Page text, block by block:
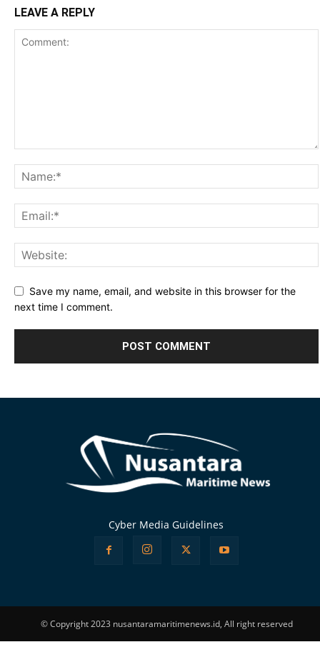
LEAVE A REPLY
Save my name, email, and website in this browser for the
next time I comment.
Cyber Media Guidelines
© Copyright 2023 nusantaramaritimenews.id, All right reserved